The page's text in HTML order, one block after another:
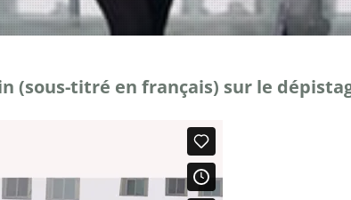
(sous-titré en français) sur le